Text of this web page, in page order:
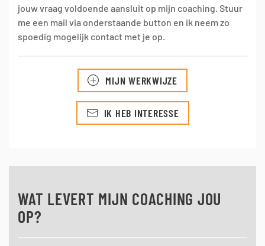
jouw vraag voldoende aansluit op mijn coaching. Stuur
me een mail via onderstaande button en ik neem zo
spoedig mogelijk contact met je op.
MIJN WERKWIJZE
IK HEB INTERESSE
WAT LEVERT MIJN COACHING JOU
OP?